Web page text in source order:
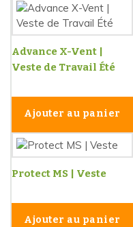
Advance X-Vent |
Veste de Travail Été
Ajouter au panier
Protect MS | Veste
Ajouter au panier